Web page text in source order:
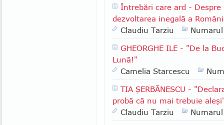
Întrebări care ard -
dezvoltarea inegală a
Claudiu Tarziu
GHEORGHE ILE - "De la
Lună!"
Camelia Starcescu
TIA ŞERBĂNESCU -
probă că nu mai trebuie
Claudiu Tarziu